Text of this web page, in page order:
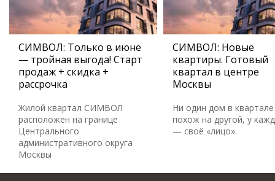
СИМВОЛ: Только в июне
— тройная выгода! Старт
продаж + скидка +
рассрочка
Жилой квартал СИМВОЛ
расположен на границе
Центрального
административного округа
Москвы
СИМВОЛ: Новые
квартиры. Готовый
квартал в центре
Москвы
Ни один дом в
похож на другой, у
— своё «лицо».